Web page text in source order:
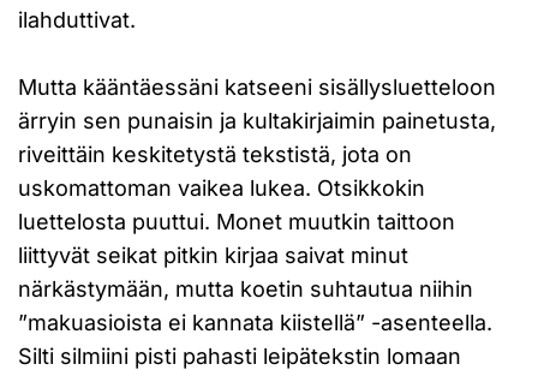
ilahduttivat.
Mutta kääntäessäni katseeni sisällysluetteloon
ärryin sen punaisin ja kultakirjaimin painetusta,
riveittäin keskitetystä tekstistä, jota on
uskomattoman vaikea lukea. Otsikkokin
luettelosta puuttui. Monet muutkin taittoon
liittyvät seikat pitkin kirjaa saivat minut
närkästymään, mutta koetin suhtautua niihin
”makuasioista ei kannata kiistellä” -asenteella.
Silti silmiini pisti pahasti leipätekstin lomaan